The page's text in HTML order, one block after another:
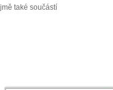
také součástí